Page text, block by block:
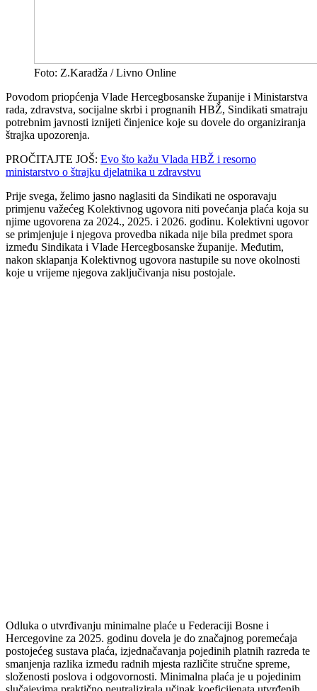
Foto: Z.Karadža / Livno Online
Povodom priopćenja Vlade Hercegbosanske županije i Ministarstva
rada, zdravstva, socijalne skrbi i prognanih HBŽ, Sindikati smatraju
potrebnim javnosti iznijeti činjenice koje su dovele do organiziranja
štrajka upozorenja.
PROČITAJTE JOŠ: Evo što kažu Vlada HBŽ i resorno
ministarstvo o štrajku djelatnika u zdravstvu
Prije svega, želimo jasno naglasiti da Sindikati ne osporavaju
primjenu važećeg Kolektivnog ugovora niti povećanja plaća koja su
njime ugovorena za 2024., 2025. i 2026. godinu. Kolektivni ugovor
se primjenjuje i njegova provedba nikada nije bila predmet spora
između Sindikata i Vlade Hercegbosanske županije. Međutim,
nakon sklapanja Kolektivnog ugovora nastupile su nove okolnosti
koje u vrijeme njegova zaključivanja nisu postojale.
Odluka o utvrđivanju minimalne plaće u Federaciji Bosne i
Hercegovine za 2025. godinu dovela je do značajnog poremećaja
postojećeg sustava plaća, izjednačavanja pojedinih platnih razreda te
smanjenja razlika između radnih mjesta različite stručne spreme,
složenosti poslova i odgovornosti. Minimalna plaća je u pojedinim